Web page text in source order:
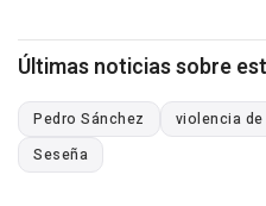
Últimas noticias sobre
Pedro Sánchez violencia
Seseña